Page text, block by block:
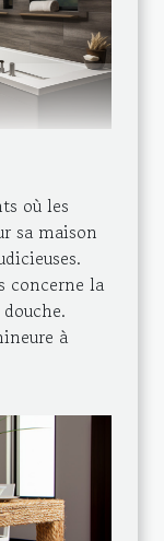
où les
sa maison
concerne la
à